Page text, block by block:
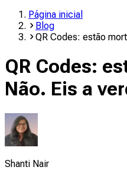
Página inicial
Blog
QR Codes: estão
QR Codes:
Não. Eis a
Shanti Nair